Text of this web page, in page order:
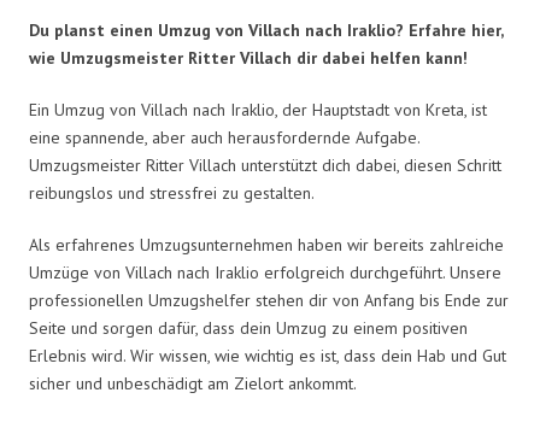
Du planst einen Umzug von Villach nach Iraklio? Erfahre hier,
wie Umzugsmeister Ritter Villach dir dabei helfen kann!
Ein Umzug von Villach nach Iraklio, der Hauptstadt von Kreta, ist
eine spannende, aber auch herausfordernde Aufgabe.
Umzugsmeister Ritter Villach unterstützt dich dabei, diesen Schritt
reibungslos und stressfrei zu gestalten.
Als erfahrenes Umzugsunternehmen haben wir bereits zahlreiche
Umzüge von Villach nach Iraklio erfolgreich durchgeführt. Unsere
professionellen Umzugshelfer stehen dir von Anfang bis Ende zur
Seite und sorgen dafür, dass dein Umzug zu einem positiven
Erlebnis wird. Wir wissen, wie wichtig es ist, dass dein Hab und Gut
sicher und unbeschädigt am Zielort ankommt.